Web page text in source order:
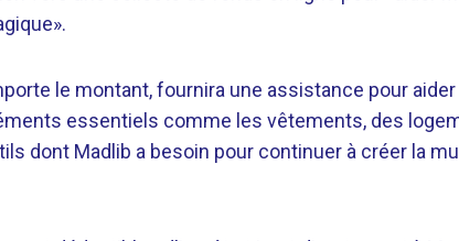
le montant, fournira une assistance pour
essentiels comme les vêtements, des
dont Madlib a besoin pour continuer à créer la